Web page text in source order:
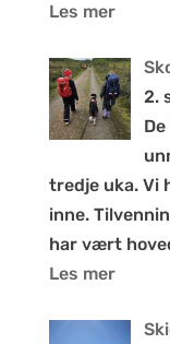
Les mer
2.
tredje uka. Vi
inne.
har vært
Les mer